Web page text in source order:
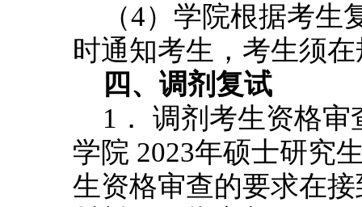
（4）学院根据考
时通知考生，考生须
四、调剂复试
1． 调剂考生资格
学院 2023年硕士研究
生资格审查的要求在